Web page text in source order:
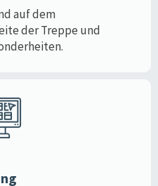
auf dem
der Treppe und